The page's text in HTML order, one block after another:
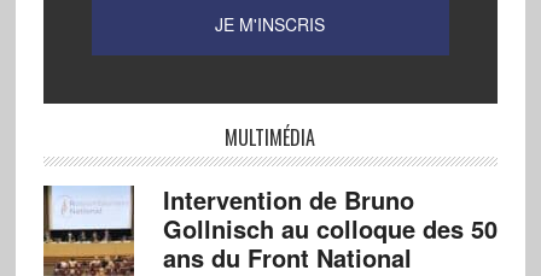
MULTIMÉDIA
Intervention de Bruno
Gollnisch au colloque des 50
ans du Front National